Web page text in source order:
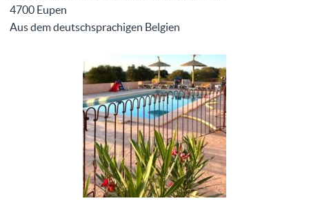
4700 Eupen
Aus dem deutschsprachigen Belgien